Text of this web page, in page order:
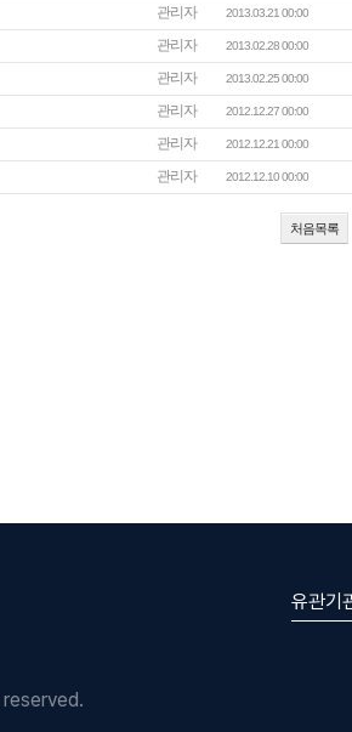
관리자 2013.03.21 00:00
관리자 2013.02.28 00:00
관리자 2013.02.25 00:00
관리자 2012.12.27 00:00
관리자 2012.12.21 00:00
관리자 2012.12.10 00:00
처음목록
유관기